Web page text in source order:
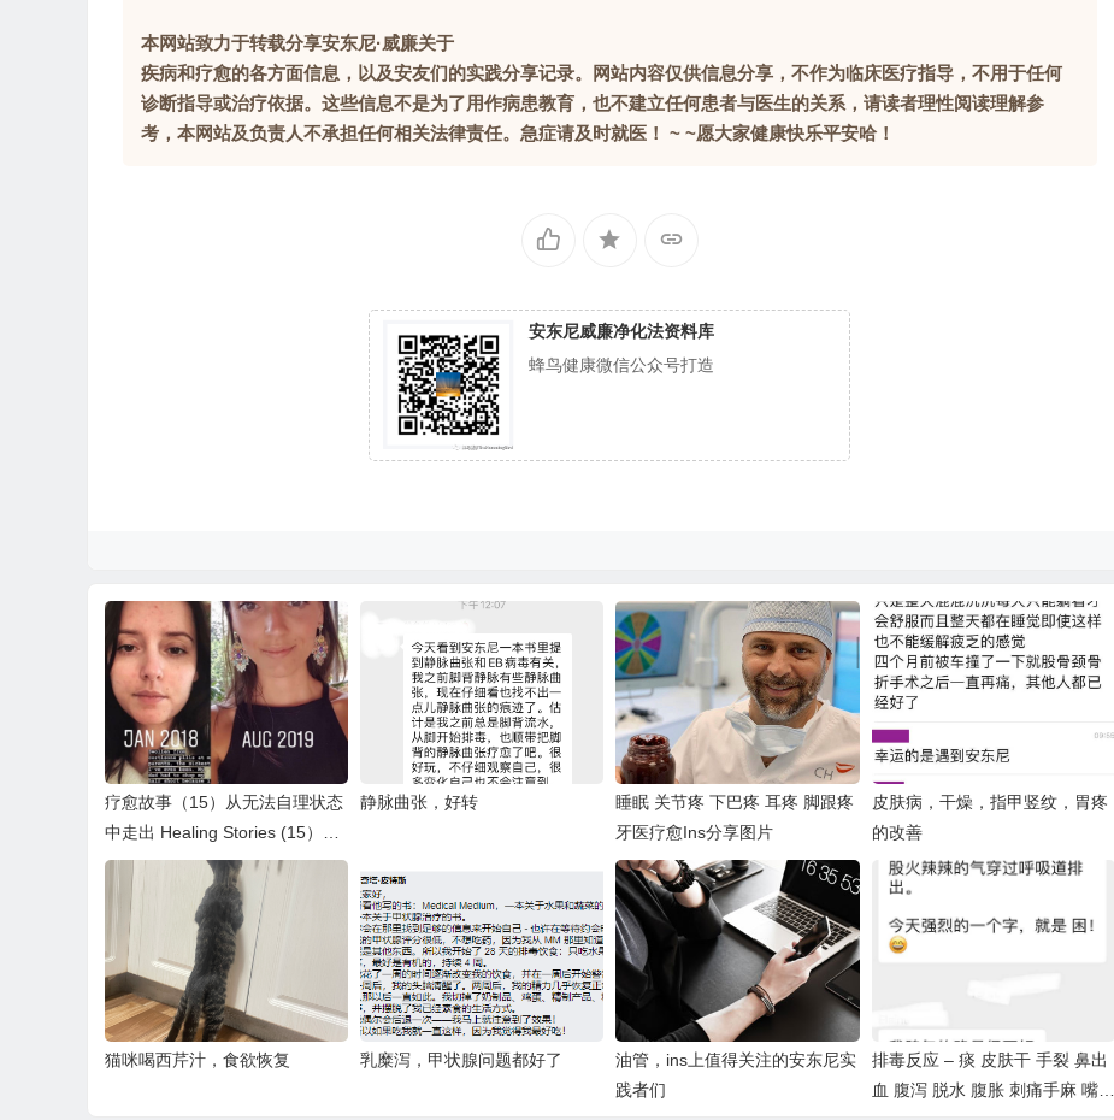
本网站致力于转载分享安东尼·威廉关于
疾病和疗愈的各方面信息，以及安友们的实践分享记录。网站内容仅供信息分享，不作为临床医疗指导，不用于任何
诊断指导或治疗依据。这些信息不是为了用作病患教育，也不建立任何患者与医生的关系，请读者理性阅读理解参
考，本网站及负责人不承担任何相关法律责任。急症请及时就医！ ~ ~愿大家健康快乐平安哈！
安东尼威廉净化法资料库
蜂鸟健康微信公众号打造
疗愈故事（15）从无法自理状态
中走出 Healing Stories (15）Fr
om 5% to 60% Capacities
静脉曲张，好转
睡眠 关节疼 下巴疼 耳疼 脚跟疼
牙医疗愈Ins分享图片
皮肤病，干燥，指甲竖纹，胃疼
的改善
猫咪喝西芹汁，食欲恢复 乳糜泻，甲状腺问题都好了
油管，ins上值得关注的安东尼实
践者们
排毒反应 – 痰 皮肤干 手裂 鼻出
血 腹泻 脱水 腹胀 刺痛手麻 嘴角